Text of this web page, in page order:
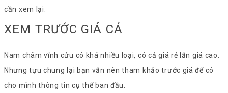
cần xem lại.
XEM TRƯỚC GIÁ CẢ
Nam châm vĩnh cửu có khá nhiều loại, có cả giá rẻ lẫn giá cao.
Nhưng tựu chung lại bạn vẫn nên tham khảo trước giá để có
cho mình thông tin cụ thể ban đầu.